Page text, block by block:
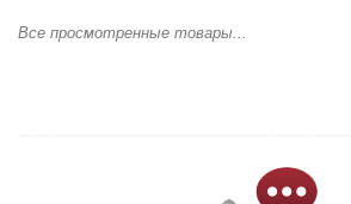
Все просмотренные товары...